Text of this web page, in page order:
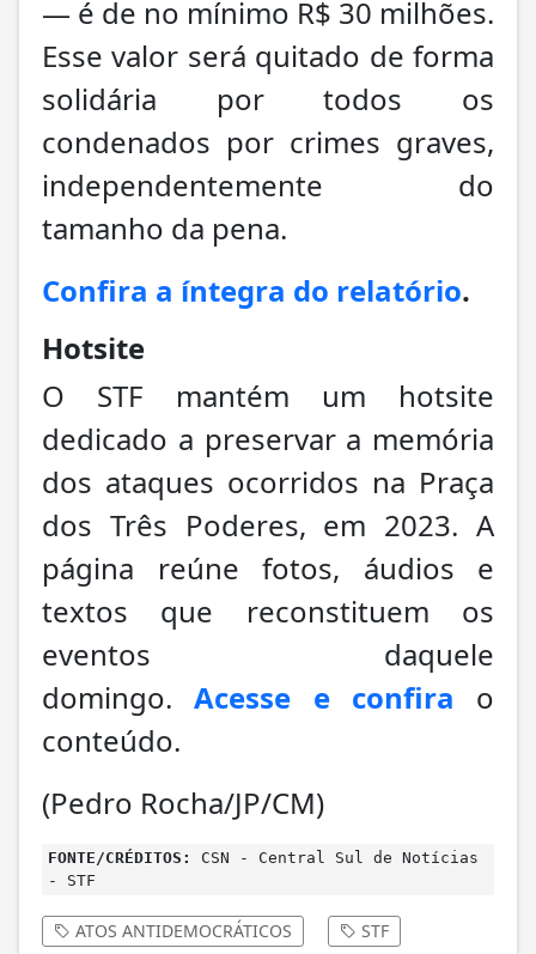
— é de no mínimo R$ 30 milhões.
Esse valor será quitado de forma
solidária por todos os
condenados por crimes graves,
independentemente do
tamanho da pena.
Confira a íntegra do relatório.
Hotsite
O STF mantém um hotsite
dedicado a preservar a memória
dos ataques ocorridos na Praça
dos Três Poderes, em 2023. A
página reúne fotos, áudios e
textos que reconstituem os
eventos daquele
domingo.Acesse e confira o
conteúdo.
(Pedro Rocha/JP/CM)
FONTE/CRÉDITOS:
CSN - Central Sul de Notícias
- STF
ATOS ANTIDEMOCRÁTICOS STF